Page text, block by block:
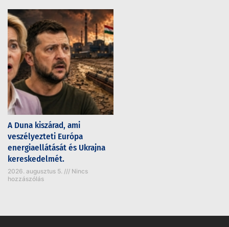
A Duna kiszárad, ami
veszélyezteti Európa
energiaellátását és Ukrajna
kereskedelmét.
2026. augusztus 5.
Nincs
hozzászólás